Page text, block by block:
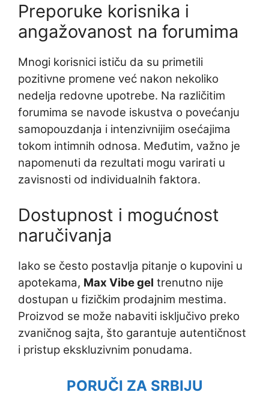
Preporuke korisnika i
angažovanost na forumima
Mnogi korisnici ističu da su primetili
pozitivne promene već nakon nekoliko
nedelja redovne upotrebe. Na različitim
forumima se navode iskustva o povećanju
samopouzdanja i intenzivnijim osećajima
tokom intimnih odnosa. Međutim, važno je
napomenuti da rezultati mogu varirati u
zavisnosti od individualnih faktora.
Dostupnost i mogućnost
naručivanja
Iako se često postavlja pitanje o kupovini u
apotekama, Max Vibe gel trenutno nije
dostupan u fizičkim prodajnim mestima.
Proizvod se može nabaviti isključivo preko
zvaničnog sajta, što garantuje autentičnost
i pristup ekskluzivnim ponudama.
PORUČI ZA SRBIJU